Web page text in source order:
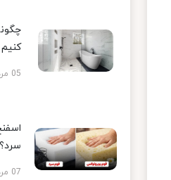
کنیم
05 مرداد 1405
07 مرداد 1405